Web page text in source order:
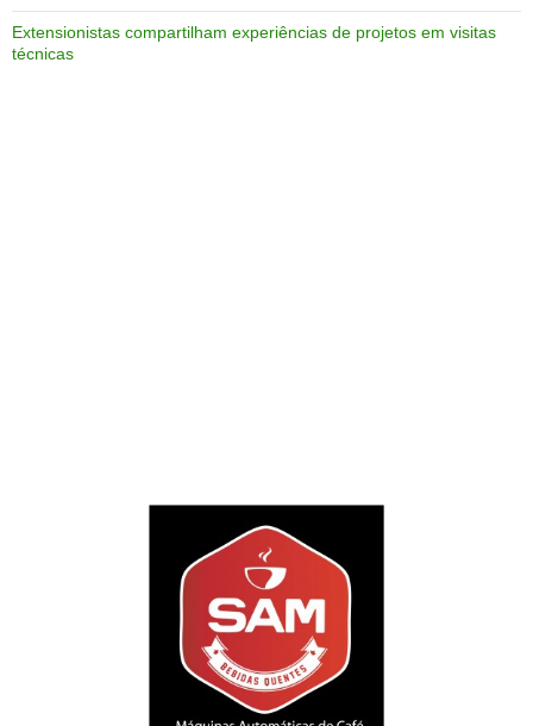
Extensionistas compartilham experiências de projetos em visitas
técnicas